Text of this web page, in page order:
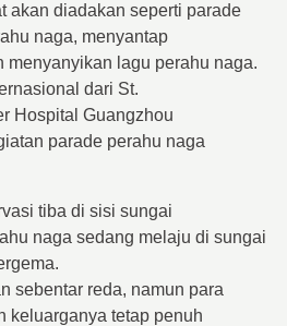
akan diadakan seperti parade
naga, menyantap
menyanyikan lagu perahu naga.
dari St.
Hospital Guangzhou
parade perahu naga
tiba di sisi sungai
naga sedang melaju di sungai
sebentar reda, namun para
keluarganya tetap penuh